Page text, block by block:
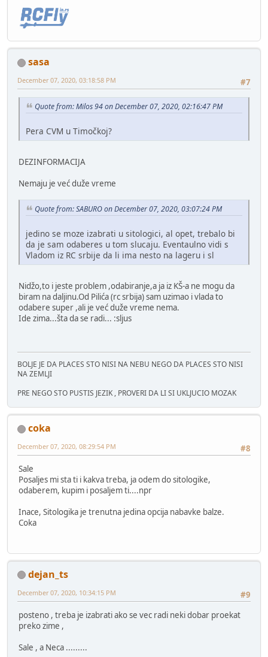
sasa
#7
December 07, 2020, 03:18:58 PM
Quote from: Milos 94 on December 07, 2020, 02:16:47 PM
Pera CVM u Timočkoj?
DEZINFORMACIJA
Nemaju je već duže vreme
Quote from: SABURO on December 07, 2020, 03:07:24 PM
jedino se moze izabrati u sitologici, al opet, trebalo bi
da je sam odaberes u tom slucaju. Eventaulno vidi s
Vladom iz RC srbije da li ima nesto na lageru i sl
Nidžo,to i jeste problem ,odabiranje,a ja iz KŠ-a ne mogu da
biram na daljinu.Od Pilića (rc srbija) sam uzimao i vlada to
odabere super ,ali je već duže vreme nema.
Ide zima...šta da se radi... :sljus
BOLJE JE DA PLACES STO NISI NA NEBU NEGO DA PLACES STO NISI
NA ZEMLJI
PRE NEGO STO PUSTIS JEZIK , PROVERI DA LI SI UKLJUCIO MOZAK
coka
#8
December 07, 2020, 08:29:54 PM
Sale
Posaljes mi sta ti i kakva treba, ja odem do sitologike,
odaberem, kupim i posaljem ti....npr
Inace, Sitologika je trenutna jedina opcija nabavke balze.
Coka
dejan_ts
#9
December 07, 2020, 10:34:15 PM
posteno , treba je izabrati ako se vec radi neki dobar proekat
preko zime ,
Sale , a Neca .........